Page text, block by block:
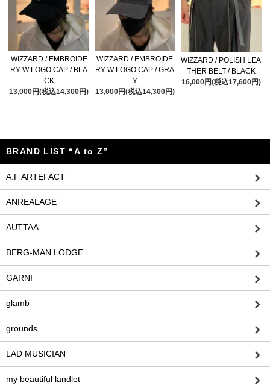
WIZZARD / EMBROIDE
RY W LOGO CAP / BLA
CK
13,000円(税込14,300円)
WIZZARD / EMBROIDE
RY W LOGO CAP / GRA
Y
13,000円(税込14,300円)
WIZZARD / POLISH LEA
THER BELT / BLACK
16,000円(税込17,600円)
BRAND LIST “A to Z”
A.F ARTEFACT
ANREALAGE
AUTTAA
BERG-MAN LODGE
GARNI
glamb
grounds
LAD MUSICIAN
my beautiful landlet